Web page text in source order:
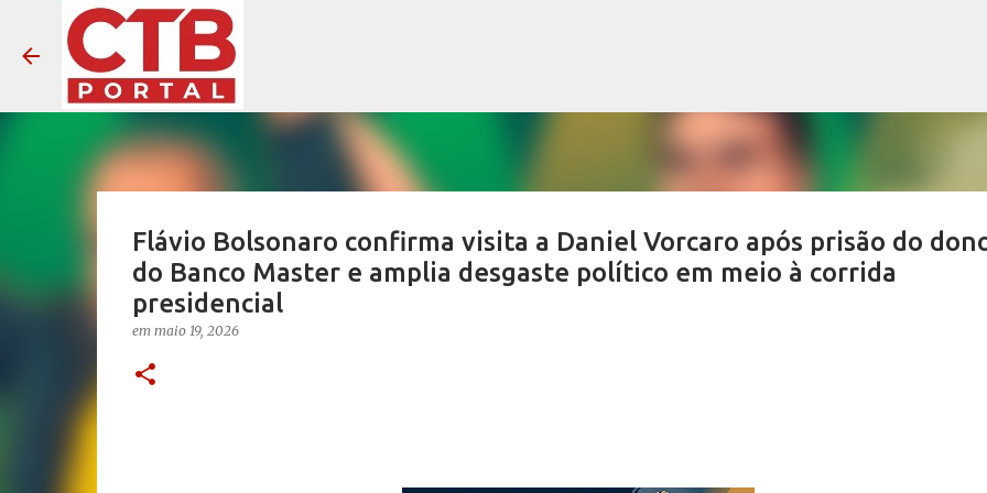
Flávio Bolsonaro confirma visita a Daniel Vorcaro após prisão do
do Banco Master e amplia desgaste político em meio à corrida
presidencial
em maio 19, 2026